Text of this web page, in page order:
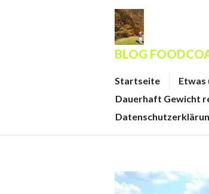
BLOG
Startseite Etwas
Dauerhaft Gewicht